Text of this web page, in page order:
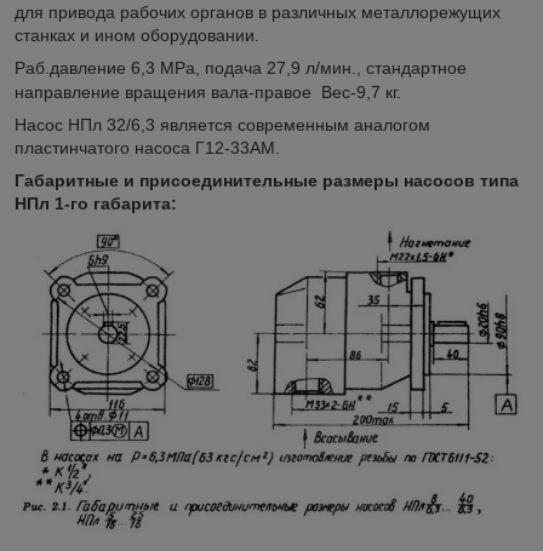
для привода рабочих органов в различных металлорежущих
станках и ином оборудовании.
Раб.давление 6,3 МРа, подача 27,9 л/мин., стандартное
направление вращения вала-правое Вес-9,7 кг.
Насос НПл 32/6,3 является современным аналогом
пластинчатого насоса Г12-33АМ.
Габаритные и присоединительные размеры насосов типа
НПл 1-го габарита: